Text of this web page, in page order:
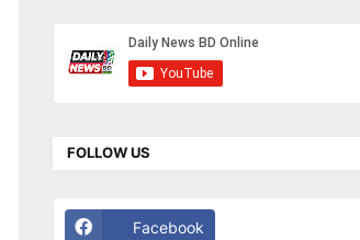
FOLLOW US
Facebook